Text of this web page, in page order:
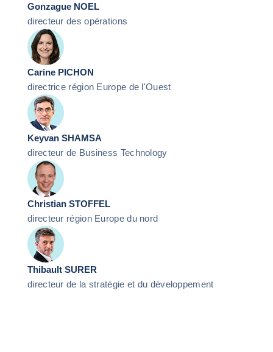
Gonzague NOEL
directeur des opérations
Carine PICHON
directrice région Europe de l'Ouest
Keyvan SHAMSA
directeur de Business Technology
Christian STOFFEL
directeur région Europe du nord
Thibault SURER
directeur de la stratégie et du développement